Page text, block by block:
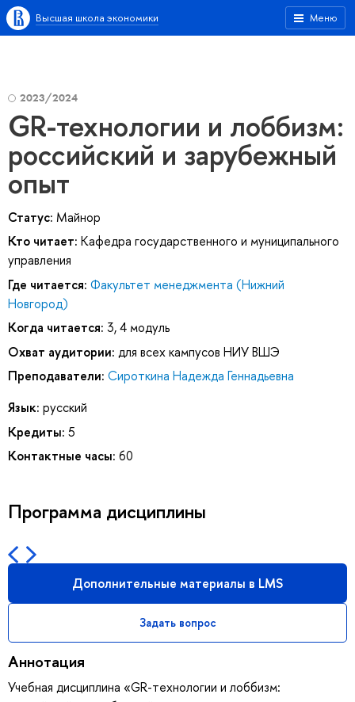
Меню
Высшая школа экономики
2023/2024
GR-технологии и лоббизм:
российский и зарубежный
опыт
Статус: Майнор
Кто читает: Кафедра государственного и муниципального
управления
Где читается: Факультет менеджмента (Нижний
Новгород)
Когда читается: 3, 4 модуль
Охват аудитории: для всех кампусов НИУ ВШЭ
Преподаватели: Сироткина Надежда Геннадьевна
Язык: русский
Кредиты: 5
Контактные часы: 60
Программа дисциплины
Дополнительные материалы в LMS
Задать вопрос
Аннотация
Учебная дисциплина «GR-технологии и лоббизм: